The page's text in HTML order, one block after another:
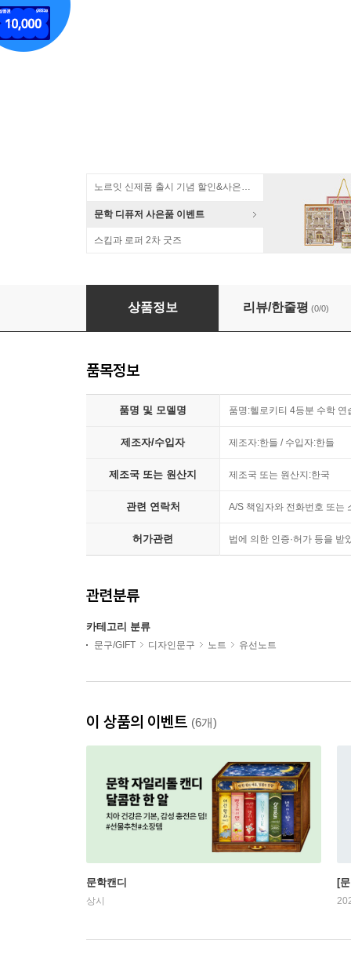
노르잇 신제품 출시 기념 할인&사은품 증정!
문학 디퓨저 사은품 이벤트
스킵과 로퍼 2차 굿즈
[산리오] 헬로키티 4등분 수학 연습장 스프링 노
상품정보 리뷰/한줄평 (0/0)
품목정보
품명 및 모델명 품명:헬로키티 4등분 수학
제조자/수입자 제조자:한들 / 수입자:한들
제조국 또는 원산지 제조국 또는 원산지:한국
관련 연락처 A/S 책임자와 전화번호 또는
허가관련 법에 의한 인증·허가 등을 받
관련분류
카테고리 분류
문구/GIFT 디자인문구 노트 유선노트
이 상품의 이벤트 (6개)
문학캔디
상시
[